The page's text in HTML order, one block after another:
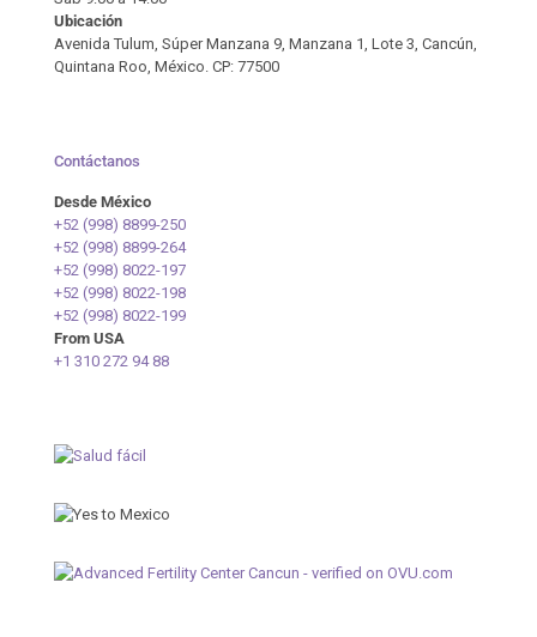
Ubicación
Avenida Tulum, Súper Manzana 9, Manzana 1, Lote 3, Cancún,
Quintana Roo, México. CP: 77500
Contáctanos
Desde México
+52 (998) 8899-250
+52 (998) 8899-264
+52 (998) 8022-197
+52 (998) 8022-198
+52 (998) 8022-199
From USA
+1 310 272 94 88